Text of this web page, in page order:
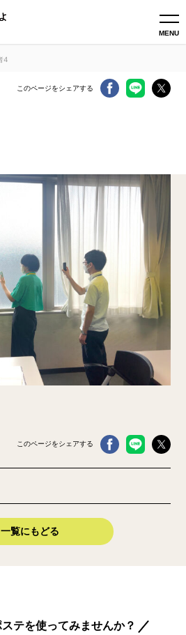
MENU
4
このページをシェアする
このページをシェアする
一覧にもどる
テを使ってみませんか？